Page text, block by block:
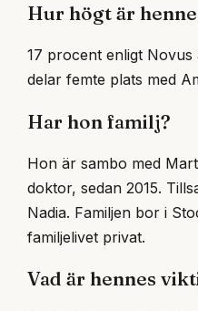
Hur högt är
17 procent enligt
delar femte plats med
Har hon familj?
Hon är sambo med
doktor, sedan 2015.
Nadia. Familjen bor i
familjelivet privat.
Vad är hennes